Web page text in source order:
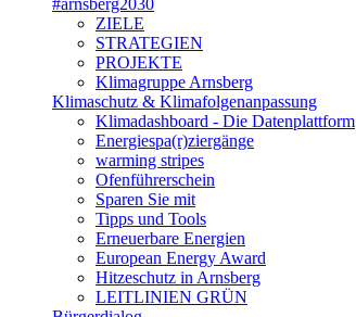
#arnsberg2030
ZIELE
STRATEGIEN
PROJEKTE
Klimagruppe Arnsberg
Klimaschutz & Klimafolgenanpassung
Klimadashboard - Die Datenplattform
Energiespa(r)ziergänge
warming stripes
Ofenführerschein
Sparen Sie mit
Tipps und Tools
Erneuerbare Energien
European Energy Award
Hitzeschutz in Arnsberg
LEITLINIEN GRÜN